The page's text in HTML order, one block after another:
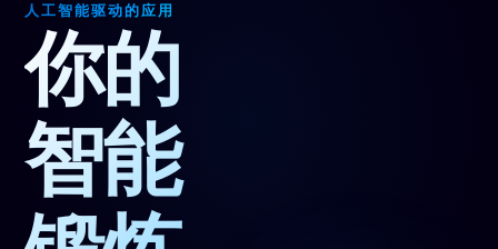
人工智能驱动的应用
你的
智能